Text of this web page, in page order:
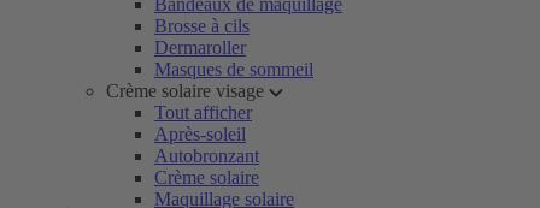
Bandeaux de maquillage
Brosse à cils
Dermaroller
Masques de sommeil
Crème solaire visage
Tout afficher
Après-soleil
Autobronzant
Crème solaire
Maquillage solaire